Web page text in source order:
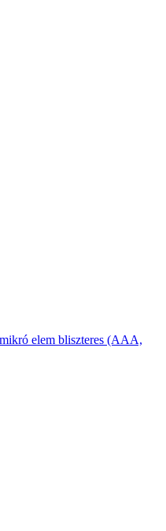
elem bliszteres (AAA,